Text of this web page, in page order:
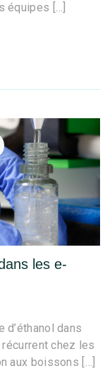
équipes […]
les e-
d’éthanol dans
chez les
aux boissons […]